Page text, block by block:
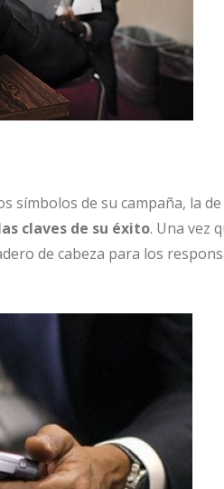
símbolos de su campaña, la
claves de su éxito. Una vez
de cabeza para los